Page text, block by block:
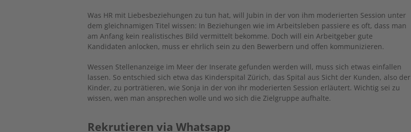
Was HR mit Liebesbeziehungen zu tun hat, will Jubin in der von ihm moderierten Session unter
dem gleichnamigen Titel wissen: In Beziehungen wie im Arbeitsleben passiere es oft, dass man
am Anfang kein realistisches Bild vermittelt bekomme. Doch will ein Arbeitgeber gute
Kandidaten anlocken, muss er ehrlich sein zu den Bewerbern und offen kommunizieren.
Wessen Stellenanzeige im Meer der Inserate gefunden werden will, muss sich etwas einfallen
lassen. So entschied sich etwa das Kinderspital Zürich, das Spital aus Sicht der Kunden, also der
Kinder, zu porträtieren, wie Sonja in der von ihr moderierten Session erläutert. Wichtig sei zu
wissen, wen man ansprechen wolle und wo sich die Zielgruppe aufhalte.
Rekrutieren via Whatsapp